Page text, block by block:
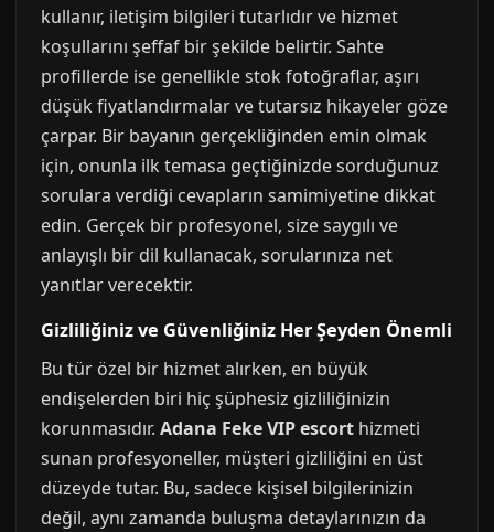
kullanır, iletişim bilgileri tutarlıdır ve hizmet
koşullarını şeffaf bir şekilde belirtir. Sahte
profillerde ise genellikle stok fotoğraflar, aşırı
düşük fiyatlandırmalar ve tutarsız hikayeler göze
çarpar. Bir bayanın gerçekliğinden emin olmak
için, onunla ilk temasa geçtiğinizde sorduğunuz
sorulara verdiği cevapların samimiyetine dikkat
edin. Gerçek bir profesyonel, size saygılı ve
anlayışlı bir dil kullanacak, sorularınıza net
yanıtlar verecektir.
Gizliliğiniz ve Güvenliğiniz Her Şeyden Önemli
Bu tür özel bir hizmet alırken, en büyük
endişelerden biri hiç şüphesiz gizliliğinizin
korunmasıdır. Adana Feke VIP escort hizmeti
sunan profesyoneller, müşteri gizliliğini en üst
düzeyde tutar. Bu, sadece kişisel bilgilerinizin
değil, aynı zamanda buluşma detaylarınızın da